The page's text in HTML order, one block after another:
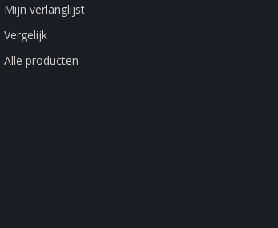
Mijn verlanglijst
Vergelijk
Alle producten